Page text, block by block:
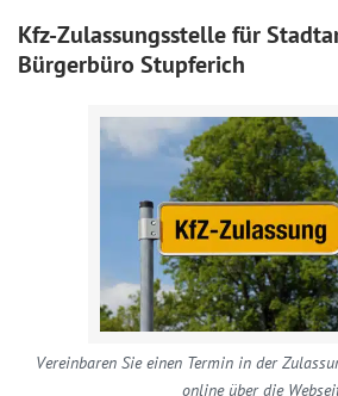
Kfz-Zulassungsstelle für
Bürgerbüro Stupferich
Vereinbaren Sie einen Termin in der
online über die